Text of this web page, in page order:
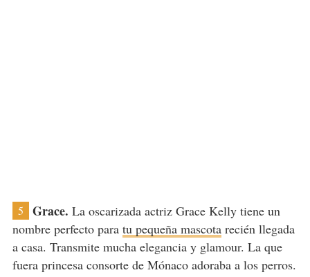
5 Grace. La oscarizada actriz Grace Kelly tiene un
nombre perfecto para tu pequeña mascotarecién llegada
a casa. Transmite mucha elegancia y glamour. La que
fuera princesa consorte de Mónaco adoraba a los perros.